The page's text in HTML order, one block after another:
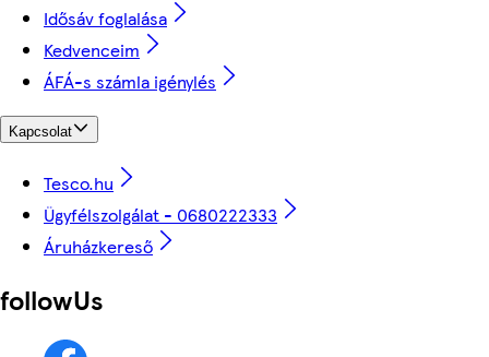
Idősáv foglalása
Kedvenceim
ÁFÁ-s számla igénylés
Kapcsolat
Tesco.hu
Ügyfélszolgálat - 0680222333
Áruházkereső
followUs